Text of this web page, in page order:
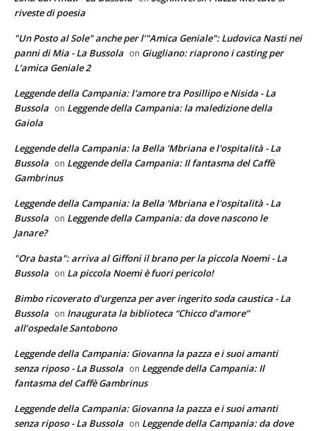
riveste di poesia
"Un Posto al Sole" anche per l’"Amica Geniale": Ludovica Nasti nei
panni di Mia - La Bussola on Giugliano: riaprono i casting per
L’amica Geniale 2
Leggende della Campania: l'amore tra Posillipo e Nisida - La
Bussola on Leggende della Campania: la maledizione della
Gaiola
Leggende della Campania: la Bella 'Mbriana e l'ospitalità - La
Bussola on Leggende della Campania: Il fantasma del Caffè
Gambrinus
Leggende della Campania: la Bella 'Mbriana e l'ospitalità - La
Bussola on Leggende della Campania: da dove nascono le
Janare?
"Ora basta": arriva al Giffoni il brano per la piccola Noemi - La
Bussola on La piccola Noemi è fuori pericolo!
Bimbo ricoverato d'urgenza per aver ingerito soda caustica - La
Bussola on Inaugurata la biblioteca “Chicco d’amore”
all’ospedale Santobono
Leggende della Campania: Giovanna la pazza e i suoi amanti
senza riposo - La Bussola on Leggende della Campania: Il
fantasma del Caffè Gambrinus
Leggende della Campania: Giovanna la pazza e i suoi amanti
senza riposo - La Bussola on Leggende della Campania: da dove